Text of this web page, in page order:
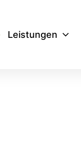
Leistungen